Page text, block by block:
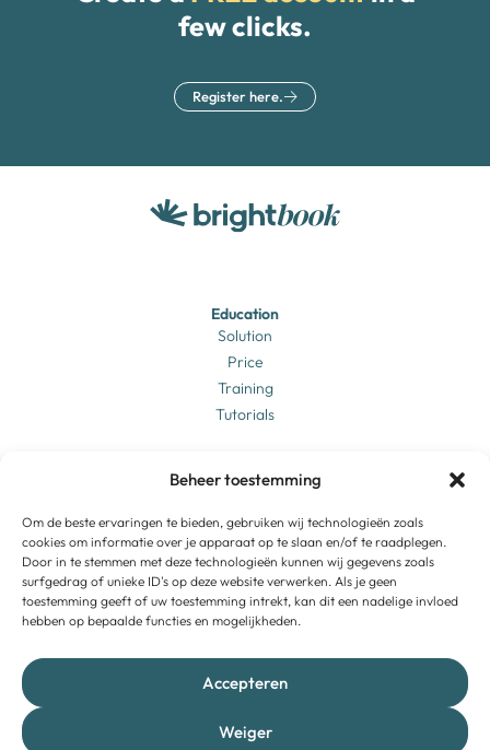
Beheer toestemming
Om de beste ervaringen te bieden, gebruiken wij technologieën zoals
cookies om informatie over je apparaat op te slaan en/of te raadplegen.
Door in te stemmen met deze technologieën kunnen wij gegevens zoals
surfgedrag of unieke ID's op deze website verwerken. Als je geen
toestemming geeft of uw toestemming intrekt, kan dit een nadelige invloed
hebben op bepaalde functies en mogelijkheden.
Accepteren
Weiger
few clicks.
Register here.
Login
Education
Solution
Price
Training
Tutorials
Business
Solution
Price
Training
Tutorials
Brightbook
Vacancies
Contact
Support